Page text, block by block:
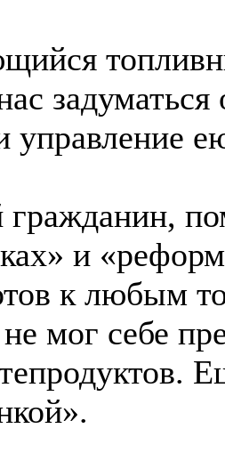
управление
гражданин,
и
к любым
мог себе